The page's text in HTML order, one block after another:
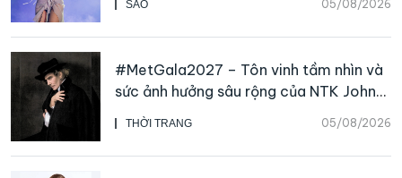
SAO 05/08/2026
THỜI TRANG 05/08/2026
#MetGala2027 – Tôn vinh tầm nhìn và
sức ảnh hưởng sâu rộng của NTK John
Galliano